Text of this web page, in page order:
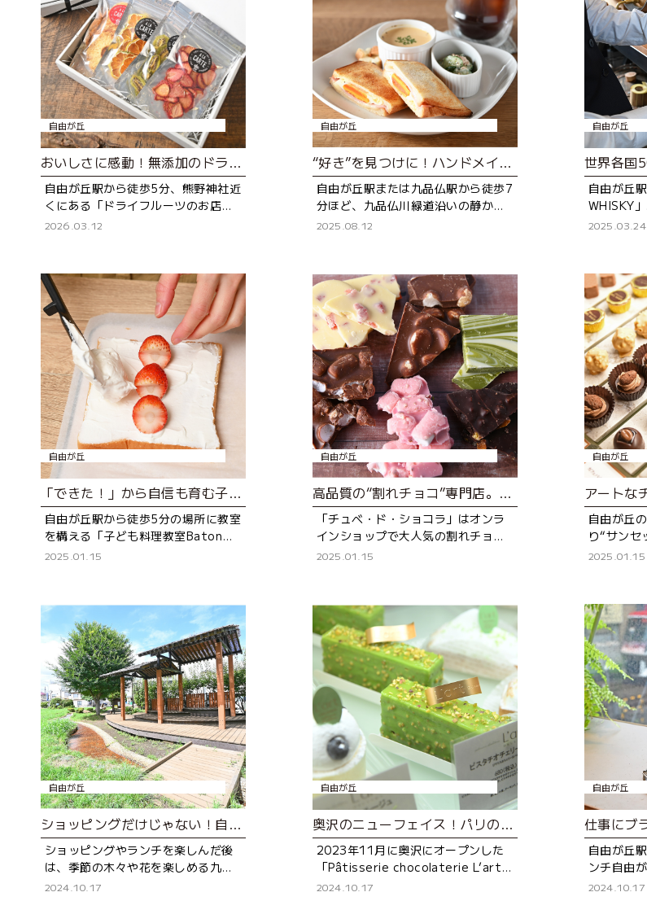
自由が丘
おいしさに感動！無添加のドライフルーツ専門店
自由が丘駅から徒歩5分、熊野神社近
くにある「ドライフルーツのお店ア
ラカルト（A LA CARTE）」は、無
2026.03.12
自由が丘
“好き”を見つけに！ハンドメイドのワークショップや、雑貨が楽しめるカフェ
自由が丘駅または九品仏駅から徒歩7
分ほど、九品仏川緑道沿いの静かな
住宅街にあるカフェ「CHILT CAFE
2025.08.12
自由が丘
自由が丘
WHISKY
ンした、
2025.03.24
自由が丘
「できた！」から自信も育む子ども料理教室。なんでも自分でやってみよう！
自由が丘駅から徒歩5分の場所に教室
を構える「子ども料理教室Baton」
は、管理栄養士で保育士の資格も持
2025.01.15
自由が丘
高品質の“割れチョコ”専門店。食べすぎ注意のおいしさ！
「チュベ・ド・ショコラ」はオンラ
インショップで大人気の割れチョコ
専門店。 唯一の実店舗が自由が丘に
2025.01.15
自由が丘
自由が丘
り“サンセ
「ショコ
2025.01.15
自由が丘
ショッピングだけじゃない！自然を感じる緑道散歩
ショッピングやランチを楽しんだ後
は、季節の木々や花を楽しめる九品
仏川緑道をお散歩しませんか？ 自由
2024.10.17
自由が丘
奥沢のニューフェイス！パリの三つ星店の味を引き継ぐパティスリー
2023年11月に奥沢にオープンした
「Pâtisserie chocolaterie L’art
OKUSAWA（パティスリーショコラ
2024.10.17
自由が丘
自由が丘
ンチ自由
「amber(
2024.10.17